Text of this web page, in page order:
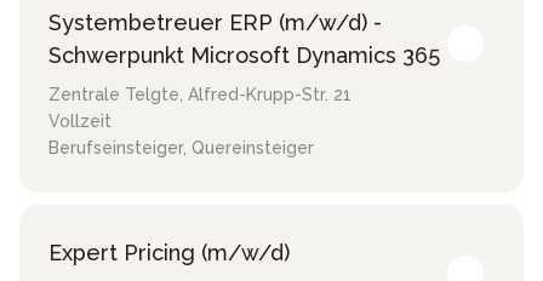
Systembetreuer ERP (m/w/d) -
Schwerpunkt Microsoft Dynamics 365
Zentrale Telgte, Alfred-Krupp-Str. 21
Vollzeit
Berufseinsteiger, Quereinsteiger
Expert Pricing (m/w/d)